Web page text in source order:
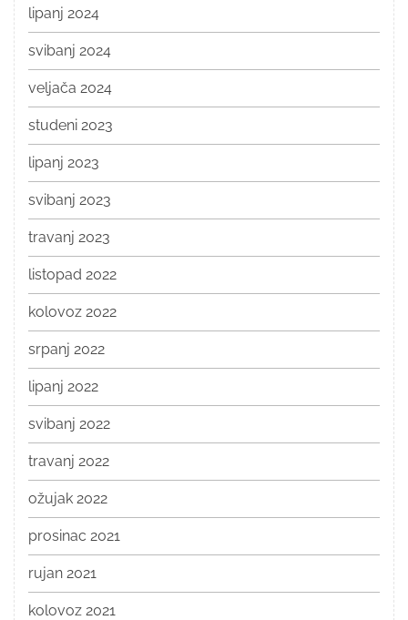
lipanj 2024
svibanj 2024
veljača 2024
studeni 2023
lipanj 2023
svibanj 2023
travanj 2023
listopad 2022
kolovoz 2022
srpanj 2022
lipanj 2022
svibanj 2022
travanj 2022
ožujak 2022
prosinac 2021
rujan 2021
kolovoz 2021